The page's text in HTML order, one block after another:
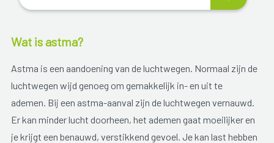
Wat is astma?
Astma is een aandoening van de luchtwegen. Normaal zijn de
luchtwegen wijd genoeg om gemakkelijk in- en uit te
ademen. Bij een astma-aanval zijn de luchtwegen vernauwd.
Er kan minder lucht doorheen, het ademen gaat moeilijker en
je krijgt een benauwd, verstikkend gevoel. Je kan last hebben